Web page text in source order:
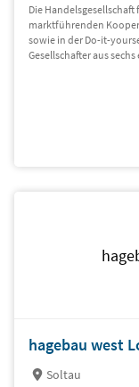
Die
marktführenden
sowie in der Do-it-
Gesellschafter aus
hagebau west
Soltau